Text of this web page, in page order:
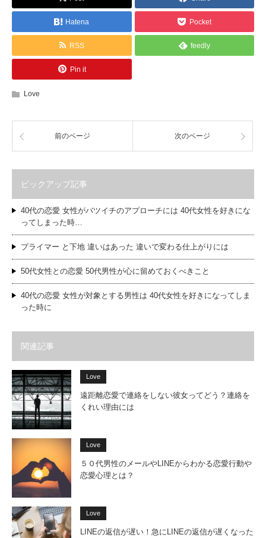
Hatena Pocket
RSS feedly
Pin it
Love
前のページ 次のページ
ピックアップ記事
40代の恋愛 女性がバツイチのアプローチには 40代女性を好きにな
ってしまった時…
プライマー と下地 違いはあった 違いで変わる仕上がりには
50代女性との恋愛 50代男性が心に留めておくべきこと
40代の恋愛 女性が対象とする男性は 40代女性を好きになってしま
った時に
関連記事
Love
遠距離恋愛で連絡をしない彼女ってどう？連絡を
くれい理由には
Love
５０代男性のメールやLINEからわかる恋愛行動や
恋愛心理とは？
Love
LINEの返信が遅い！急にLINEの返信が遅くなった